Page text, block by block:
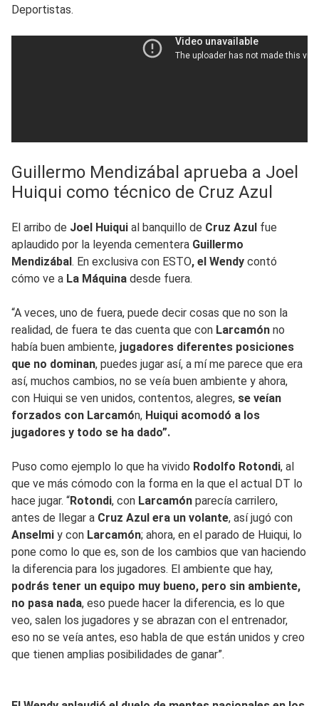
Deportistas.
Guillermo Mendizábal aprueba a Joel
Huiqui como técnico de Cruz Azul
El arribo de Joel Huiqui al banquillo de Cruz Azul fue
aplaudido por la leyenda cementera Guillermo
Mendizábal. En exclusiva con ESTO, el Wendy contó
cómo ve a La Máquina desde fuera.
“A veces, uno de fuera, puede decir cosas que no son la
realidad, de fuera te das cuenta que con Larcamón no
había buen ambiente, jugadores diferentes posiciones
que no dominan, puedes jugar así, a mí me parece que era
así, muchos cambios, no se veía buen ambiente y ahora,
con Huiqui se ven unidos, contentos, alegres, se veían
forzados con Larcamón, Huiqui acomodó a los
jugadores y todo se ha dado”.
Puso como ejemplo lo que ha vivido Rodolfo Rotondi, al
que ve más cómodo con la forma en la que el actual DT lo
hace jugar. “Rotondi, con Larcamón parecía carrilero,
antes de llegar a Cruz Azul era un volante, así jugó con
Anselmi y con Larcamón; ahora, en el parado de Huiqui, lo
pone como lo que es, son de los cambios que van haciendo
la diferencia para los jugadores. El ambiente que hay,
podrás tener un equipo muy bueno, pero sin ambiente,
no pasa nada, eso puede hacer la diferencia, es lo que
veo, salen los jugadores y se abrazan con el entrenador,
eso no se veía antes, eso habla de que están unidos y creo
que tienen amplias posibilidades de ganar”.